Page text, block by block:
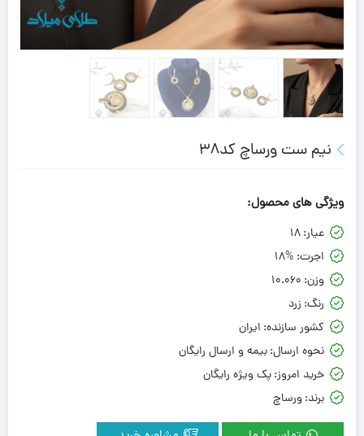
نیم ست ورساچ کد38
ویژگی های محصول:
عیار:18
اجرت: 18%
وزن: 10.060
رنگ: زرد
کشور سازنده: ایران
نحوه ارسال:بیمه و ارسال رایگان
خرید امروز:پک ویژه رایگان
برند:ورساچ